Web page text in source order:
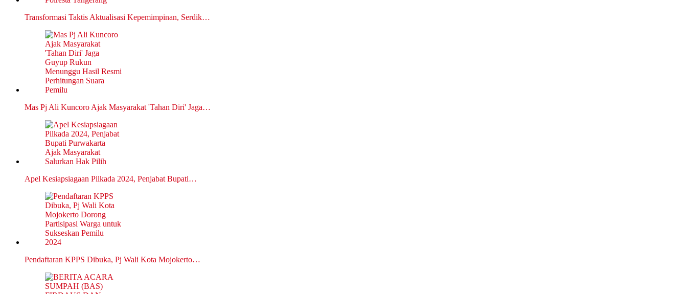
Transformasi Taktis Aktualisasi Kepemimpinan, Serdik…
Mas Pj Ali Kuncoro Ajak Masyarakat 'Tahan Diri' Jaga…
Apel Kesiapsiagaan Pilkada 2024, Penjabat Bupati…
Pendaftaran KPPS Dibuka, Pj Wali Kota Mojokerto…